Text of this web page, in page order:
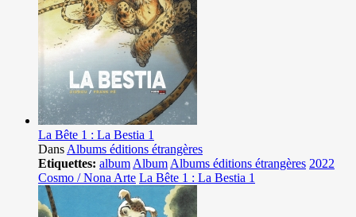
La Bête 1 : La Bestia 1
Dans Albums éditions étrangères
Etiquettes: album Album Albums éditions étrangères 2022
Cosmo / Nona Arte La Bête 1 : La Bestia 1